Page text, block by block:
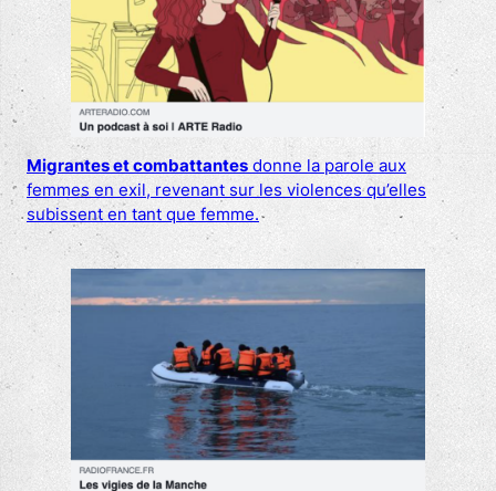
Migrantes et combattantes donne la parole aux
femmes en exil, revenant sur les violences qu’elles
subissent en tant que femme.